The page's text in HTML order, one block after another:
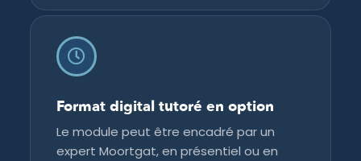
Format digital tutoré en option
Le module peut être encadré par un
expert Moortgat, en présentiel ou en